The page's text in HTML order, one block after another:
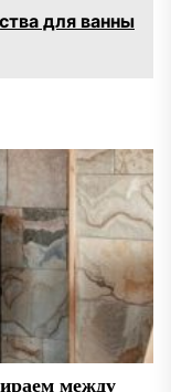
для ванны
между